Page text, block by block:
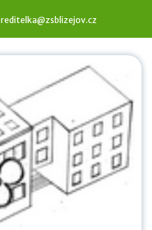
reditelka@zsblizejov.cz